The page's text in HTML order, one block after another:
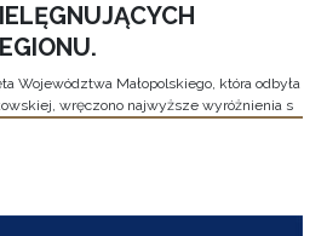
Województwa Małopolskiego, która odbyła
wręczono najwyższe wyróżnienia s